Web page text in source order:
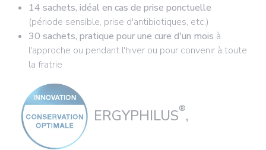
14 sachets, idéal en cas de prise ponctuelle
(période sensible, prise d'antibiotiques, etc.)
30 sachets, pratique pour une cure d'un mois à
l'approche ou pendant l'hiver ou pour convenir à toute
la fratrie
ERGYPHILUS®,